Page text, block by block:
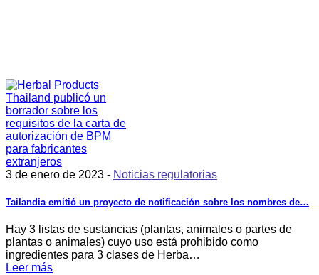
3 de enero de 2023 - Noticias regulatorias
Tailandia emitió un proyecto de notificación sobre los nombres de…
Hay 3 listas de sustancias (plantas, animales o partes de
plantas o animales) cuyo uso está prohibido como
ingredientes para 3 clases de Herba…
Leer más